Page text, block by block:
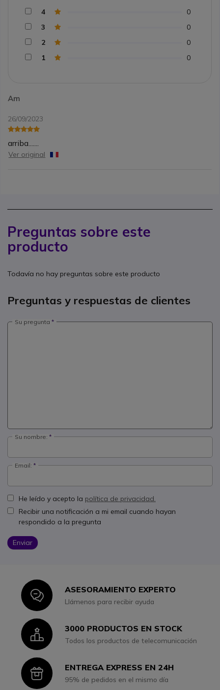
Am
26/09/2023
arriba.......
Ver original
4
0
3
0
2
0
1
0
Preguntas sobre este
producto
Todavía no hay preguntas sobre este producto
Preguntas y respuestas de clientes
Su pregunta
Su nombre:
Email:
He leído y acepto la política de privacidad.
Recibir una notificación a mi email cuando hayan
respondido a la pregunta
Enviar
IconASESORAMIENTO EXPERTO
Llámenos para recibir ayuda
Icon3000 PRODUCTOS EN STOCK
Todos los productos de telecomunicación
IconENTREGA EXPRESS EN 24H
95% de pedidos en el mismo día